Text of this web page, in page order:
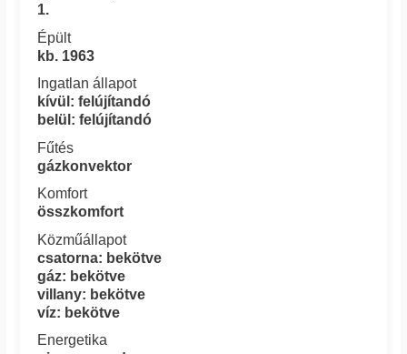
1.
Épült
kb. 1963
Ingatlan állapot
kívül: felújítandó
belül: felújítandó
Fűtés
gázkonvektor
Komfort
összkomfort
Közműállapot
csatorna: bekötve
gáz: bekötve
villany: bekötve
víz: bekötve
Energetika